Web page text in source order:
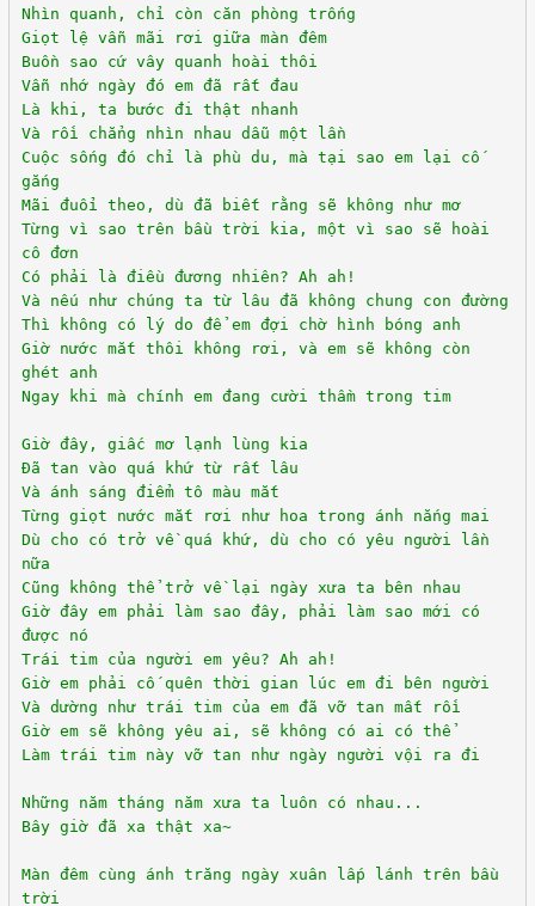
Nhìn quanh, chỉ còn căn phòng trống
Giọt lệ vẫn mãi rơi giữa màn đêm
Buồn sao cứ vây quanh hoài thôi
Vẫn nhớ ngày đó em đã rất đau
Là khi, ta bước đi thật nhanh
Và rồi chẳng nhìn nhau dẫu một lần
Cuộc sống đó chỉ là phù du, mà tại sao em lại cố
gắng
Mãi đuổi theo, dù đã biết rằng sẽ không như mơ
Từng vì sao trên bầu trời kia, một vì sao sẽ hoài
cô đơn
Có phải là điều đương nhiên? Ah ah!
Và nếu như chúng ta từ lâu đã không chung con đường
Thì không có lý do để em đợi chờ hình bóng anh
Giờ nước mắt thôi không rơi, và em sẽ không còn
ghét anh
Ngay khi mà chính em đang cười thầm trong tim
Giờ đây, giấc mơ lạnh lùng kia
Đã tan vào quá khứ từ rất lâu
Và ánh sáng điểm tô màu mắt
Từng giọt nước mắt rơi như hoa trong ánh nắng mai
Dù cho có trở về quá khứ, dù cho có yêu người lần
nữa
Cũng không thể trở về lại ngày xưa ta bên nhau
Giờ đây em phải làm sao đây, phải làm sao mới có
được nó
Trái tim của người em yêu? Ah ah!
Giờ em phải cố quên thời gian lúc em đi bên người
Và dường như trái tim của em đã vỡ tan mất rồi
Giờ em sẽ không yêu ai, sẽ không có ai có thể
Làm trái tim này vỡ tan như ngày người vội ra đi
Những năm tháng năm xưa ta luôn có nhau...
Bây giờ đã xa thật xa~
Màn đêm cùng ánh trăng ngày xuân lấp lánh trên bầu
trời